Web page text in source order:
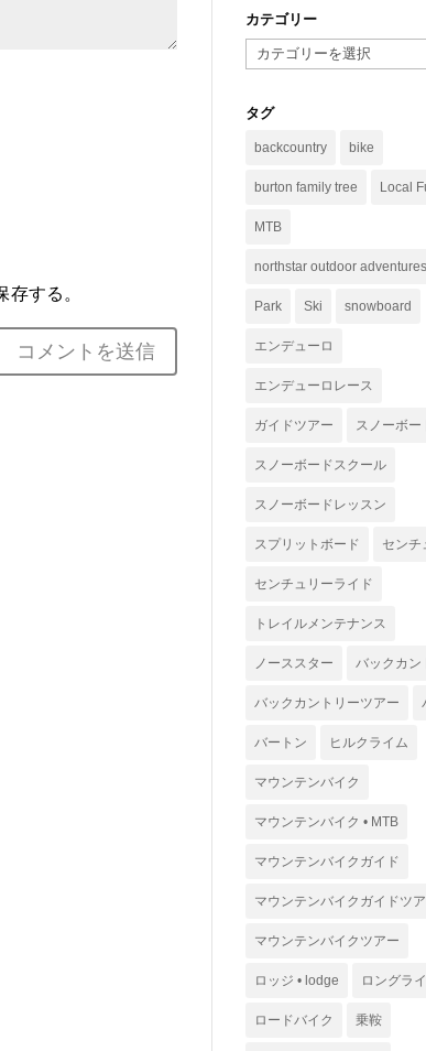
する。
カテゴリー
カ
ゴ
リ
タグ
backcountry bike
burton family tree Local
MTB
northstar outdoor adventures
Park Ski snowboard
エンデューロ
エンデューロレース
ガイドツアー スノーボー
スノーボードスクール
スノーボードレッスン
スプリットボード センチ
センチュリーライド
トレイルメンテナンス
ノーススター バックカン
バックカントリーツアー
バートン ヒルクライム
マウンテンバイク
マウンテンバイク • MTB
マウンテンバイクガイド
マウンテンバイクガイドツ
マウンテンバイクツアー
ロッジ • lodge ロングラ
ロードバイク 乗鞍